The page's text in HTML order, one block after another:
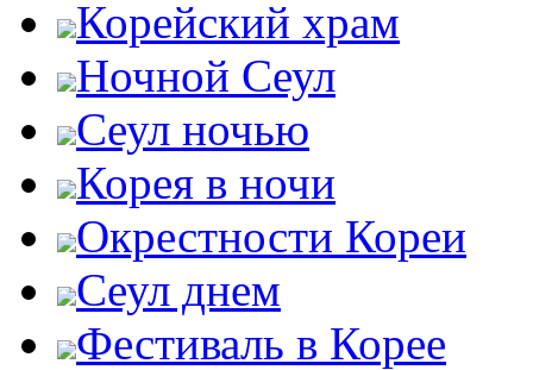
Корейский храм
Ночной Сеул
Сеул ночью
Корея в ночи
Окрестности Кореи
Сеул днем
Фестиваль в Корее